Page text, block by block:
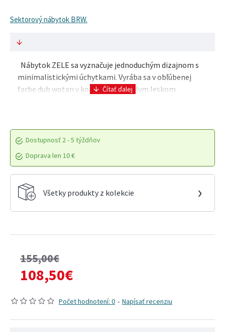
Sektorový nábytok BRW.
Nábytok ZELE sa vyznačuje jednoduchým dizajnom s
minimalistickými úchytkami. Vyrába sa v obľúbenej
farbe dub wotan v kombinácií s bielym leskom.
Dostupnosť 2 - 5 týždňov
Doprava len 10 €
Všetky produkty z kolekcie ›
Počet hodnotení: 0 - Napísať recenziu
155,00€
108,50€